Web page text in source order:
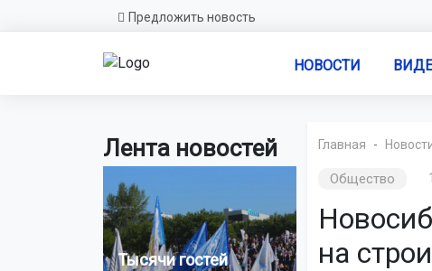
Предложить новость
НОВОСТИ
Лента новостей
Тысячи гостей
Главная
Общество
на